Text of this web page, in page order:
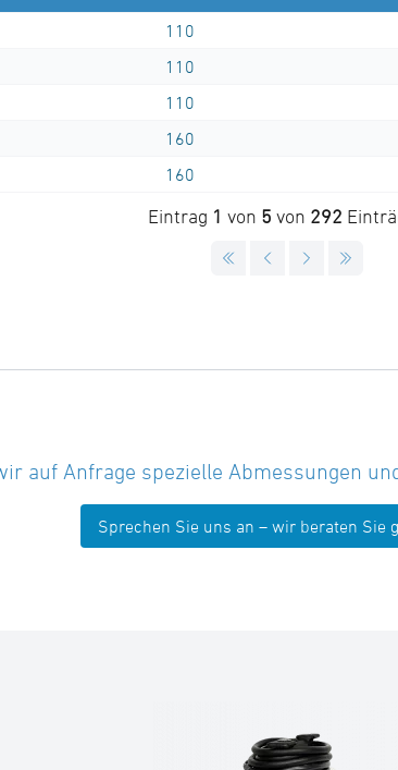
110
110
110
160
160
Eintrag 1 von 5 von 292
auf Anfrage spezielle Abmessungen
Sprechen Sie uns an – wir beraten Sie